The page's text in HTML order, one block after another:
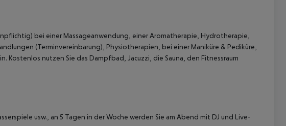
bei einer Massageanwendung, einer Aromatherapie, Hydrotherapie,
(Terminvereinbarung), Physiotherapien, bei einer Maniküre & Pediküre,
Kostenlos nutzen Sie das Dampfbad, Jacuzzi, die Sauna, den Fitnessraum
usw., an 5 Tagen in der Woche werden Sie am Abend mit DJ und Live-